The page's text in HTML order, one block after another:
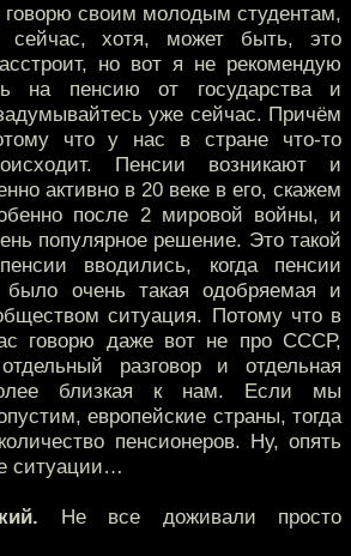
говорю своим молодым студентам,
хотя, может быть, это
но вот я не рекомендую
на пенсию от государства и
уже сейчас. Причём
что у нас в стране что-то
Пенсии возникают и
активно в 20 веке в его, скажем
после 2 мировой войны, и
популярное решение. Это такой
вводились, когда пенсии
было очень такая одобряемая и
ситуация. Потому что в
говорю даже вот не про СССР,
разговор и отдельная
близкая к нам. Если мы
европейские страны, тогда
пенсионеров. Ну, опять
ситуации…
Не все доживали просто